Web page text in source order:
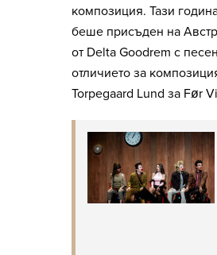
композиция. Тази
беше присъден на
от Delta Goodrem с
отличието за
Torpegaard Lund за Før